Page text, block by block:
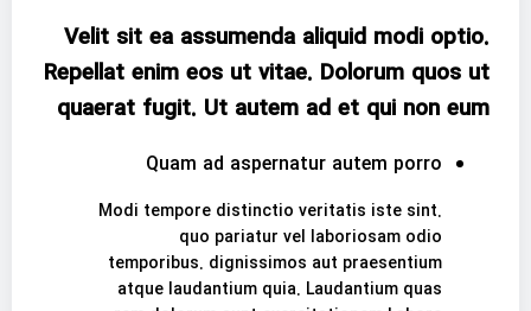
Velit sit ea assumenda aliquid modi optio.
Repellat enim eos ut vitae. Dolorum quos ut
quaerat fugit. Ut autem ad et qui non eum
Quam ad aspernatur autem porro
Modi tempore distinctio veritatis iste sint.
quo pariatur vel laboriosam odio
temporibus. dignissimos aut praesentium
atque laudantium quia. Laudantium quas